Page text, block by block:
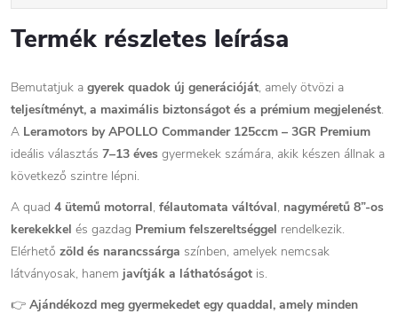
Termék részletes leírása
Bemutatjuk a gyerek quadok új generációját, amely ötvözi a
teljesítményt, a maximális biztonságot és a prémium megjelenést.
A Leramotors by APOLLO Commander 125ccm – 3GR Premium
ideális választás 7–13 éves gyermekek számára, akik készen állnak a
következő szintre lépni.
A quad 4 ütemű motorral, félautomata váltóval, nagyméretű 8”-os
kerekekkel és gazdag Premium felszereltséggel rendelkezik.
Elérhető zöld és narancssárga színben, amelyek nemcsak
látványosak, hanem javítják a láthatóságot is.
👉 Ajándékozd meg gyermekedet egy quaddal, amely minden